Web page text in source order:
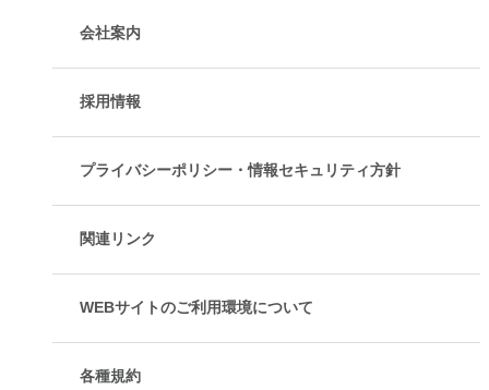
会社案内
採用情報
プライバシーポリシー・情報セキュリティ方針
関連リンク
WEBサイトのご利用環境について
各種規約